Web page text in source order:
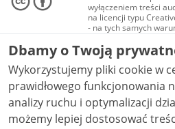
wyłączeniem treści
na licencji typu
- na tych samych
Materiały
audio i wideo, są
Creative Commons:
niekomercyjne - bez
NC-ND 4.0), o ile nie
Dbamy o Twoją
Wykorzystujemy pliki cookie w
prawidłowego funkcjonowania
analizy ruchu i optymalizacji działania
możemy lepiej dostosować